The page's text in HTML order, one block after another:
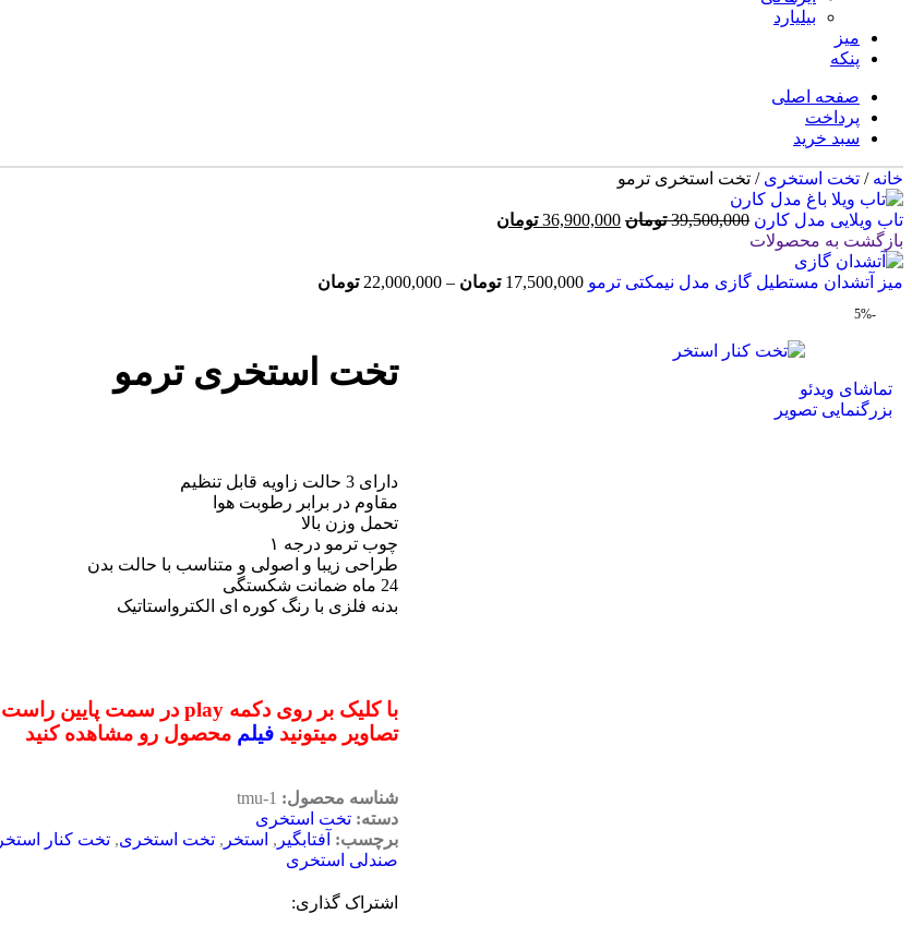
بیلیارد
میز
پنکه
صفحه اصلی
پرداخت
سبد خرید
خانه/ تخت استخری/ تخت استخری ترمو
تاب ویلایی مدل کارن 39,500,000 تومان 36,900,000 تومان
بازگشت به محصولات
میز آتشدان مستطیل گازی مدل نیمکتی ترمو 17,500,000 تومان –
22,000,000 تومان
-5%
تماشای ویدئو
بزرگنمایی تصویر
تخت استخری ترمو
دارای 3 حالت زاویه قابل تنظیم
مقاوم در برابر رطوبت هوا
تحمل وزن بالا
چوب ترمو درجه ۱
طراحی زیبا و اصولی و متناسب با حالت بدن
24 ماه ضمانت شکستگی
بدنه فلزی با رنگ کوره ای الکترواستاتیک
با کلیک بر روی دکمه play در سمت پایین راست
تصاویر میتونید فیلم محصول رو مشاهده کنید
شناسه محصول: tmu-1
دسته: تخت استخری
برچسب: آفتابگیر , استخر , تخت استخری, تخت کنار استخر
صندلی استخری
اشتراک گذاری: